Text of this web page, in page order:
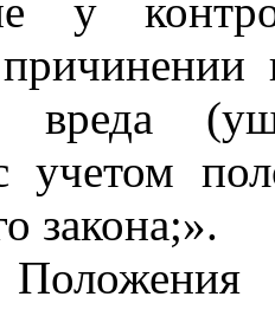
у
вреда
учетом
закона;».